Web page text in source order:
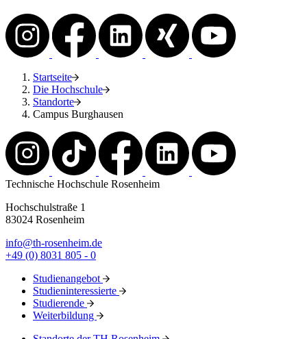
Startseite
Die Hochschule
Standorte
Campus Burghausen
Technische Hochschule Rosenheim
Hochschulstraße 1
83024 Rosenheim
info@th-rosenheim.de
+49 (0) 8031 805 - 0
Studienangebot
Studieninteressierte
Studierende
Weiterbildung